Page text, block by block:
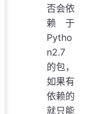
否会依
赖于
Pytho
n2.7
的包，
如果有
依赖的
就只能